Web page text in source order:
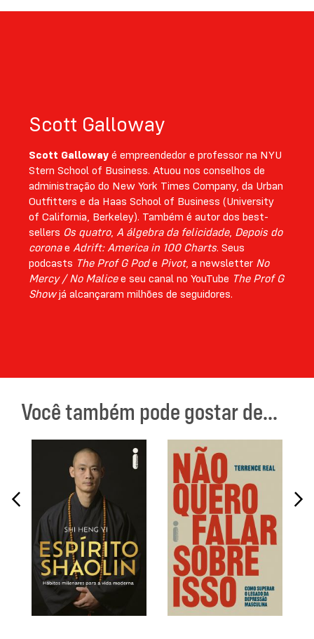
Scott Galloway
Scott Galloway é empreendedor e professor na NYU
Stern School of Business. Atuou nos conselhos de
administração do New York Times Company, da Urban
Outfitters e da Haas School of Business (University
of California, Berkeley). Também é autor dos best-
sellers Os quatro, A álgebra da felicidade, Depois do
coronae Adrift: America in 100 Charts. Seus
podcasts The Prof G Pode Pivot, a newsletter No
Mercy / No Malicee seu canal no YouTube The Prof G
Showjá alcançaram milhões de seguidores.
Você também pode gostar de...